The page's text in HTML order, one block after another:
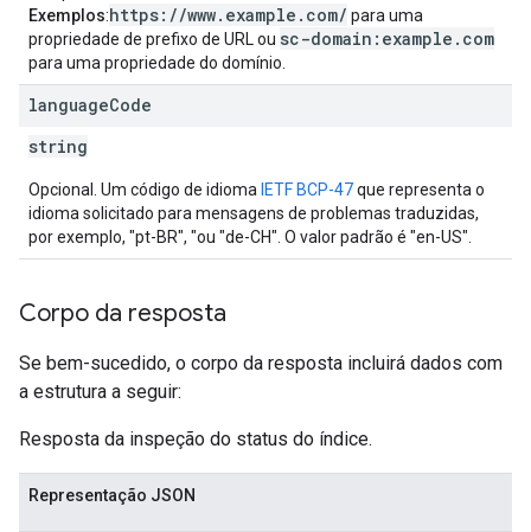
Exemplos:https://www.example.com/ para uma
propriedade de prefixo de URL ou sc-domain:example.com
para uma propriedade do domínio.
languageCode
string
Opcional. Um código de idioma IETF BCP-47que representa o
idioma solicitado para mensagens de problemas traduzidas,
por exemplo, "pt-BR", "ou "de-CH". O valor padrão é "en-US".
Corpo da resposta
Se bem-sucedido, o corpo da resposta incluirá dados com
a estrutura a seguir:
Resposta da inspeção do status do índice.
Representação JSON